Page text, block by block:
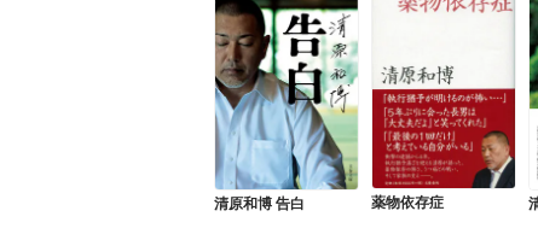
清原和博 告白 薬物依存症